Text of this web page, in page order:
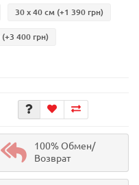
30 х 40 см (+1 390 грн)
(+3 400 грн)
100% Обмен/
Возврат